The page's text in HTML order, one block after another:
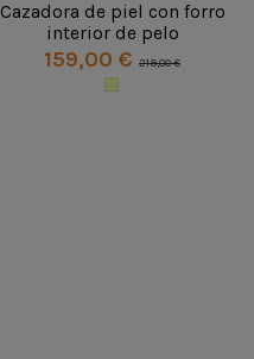
Cazadora de piel con forro
interior de pelo
159,00 € 219,00 €